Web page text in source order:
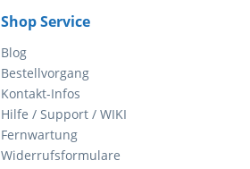
Shop Service
Blog
Bestellvorgang
Kontakt-Infos
Hilfe / Support / WIKI
Fernwartung
Widerrufsformulare